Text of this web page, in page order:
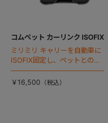
コムペット カーリンク ISOFIX
ミリミリ キャリーを自動車に
ISOFIX固定し、ペットとの車
移動をカンタン・快適に！
￥16,500